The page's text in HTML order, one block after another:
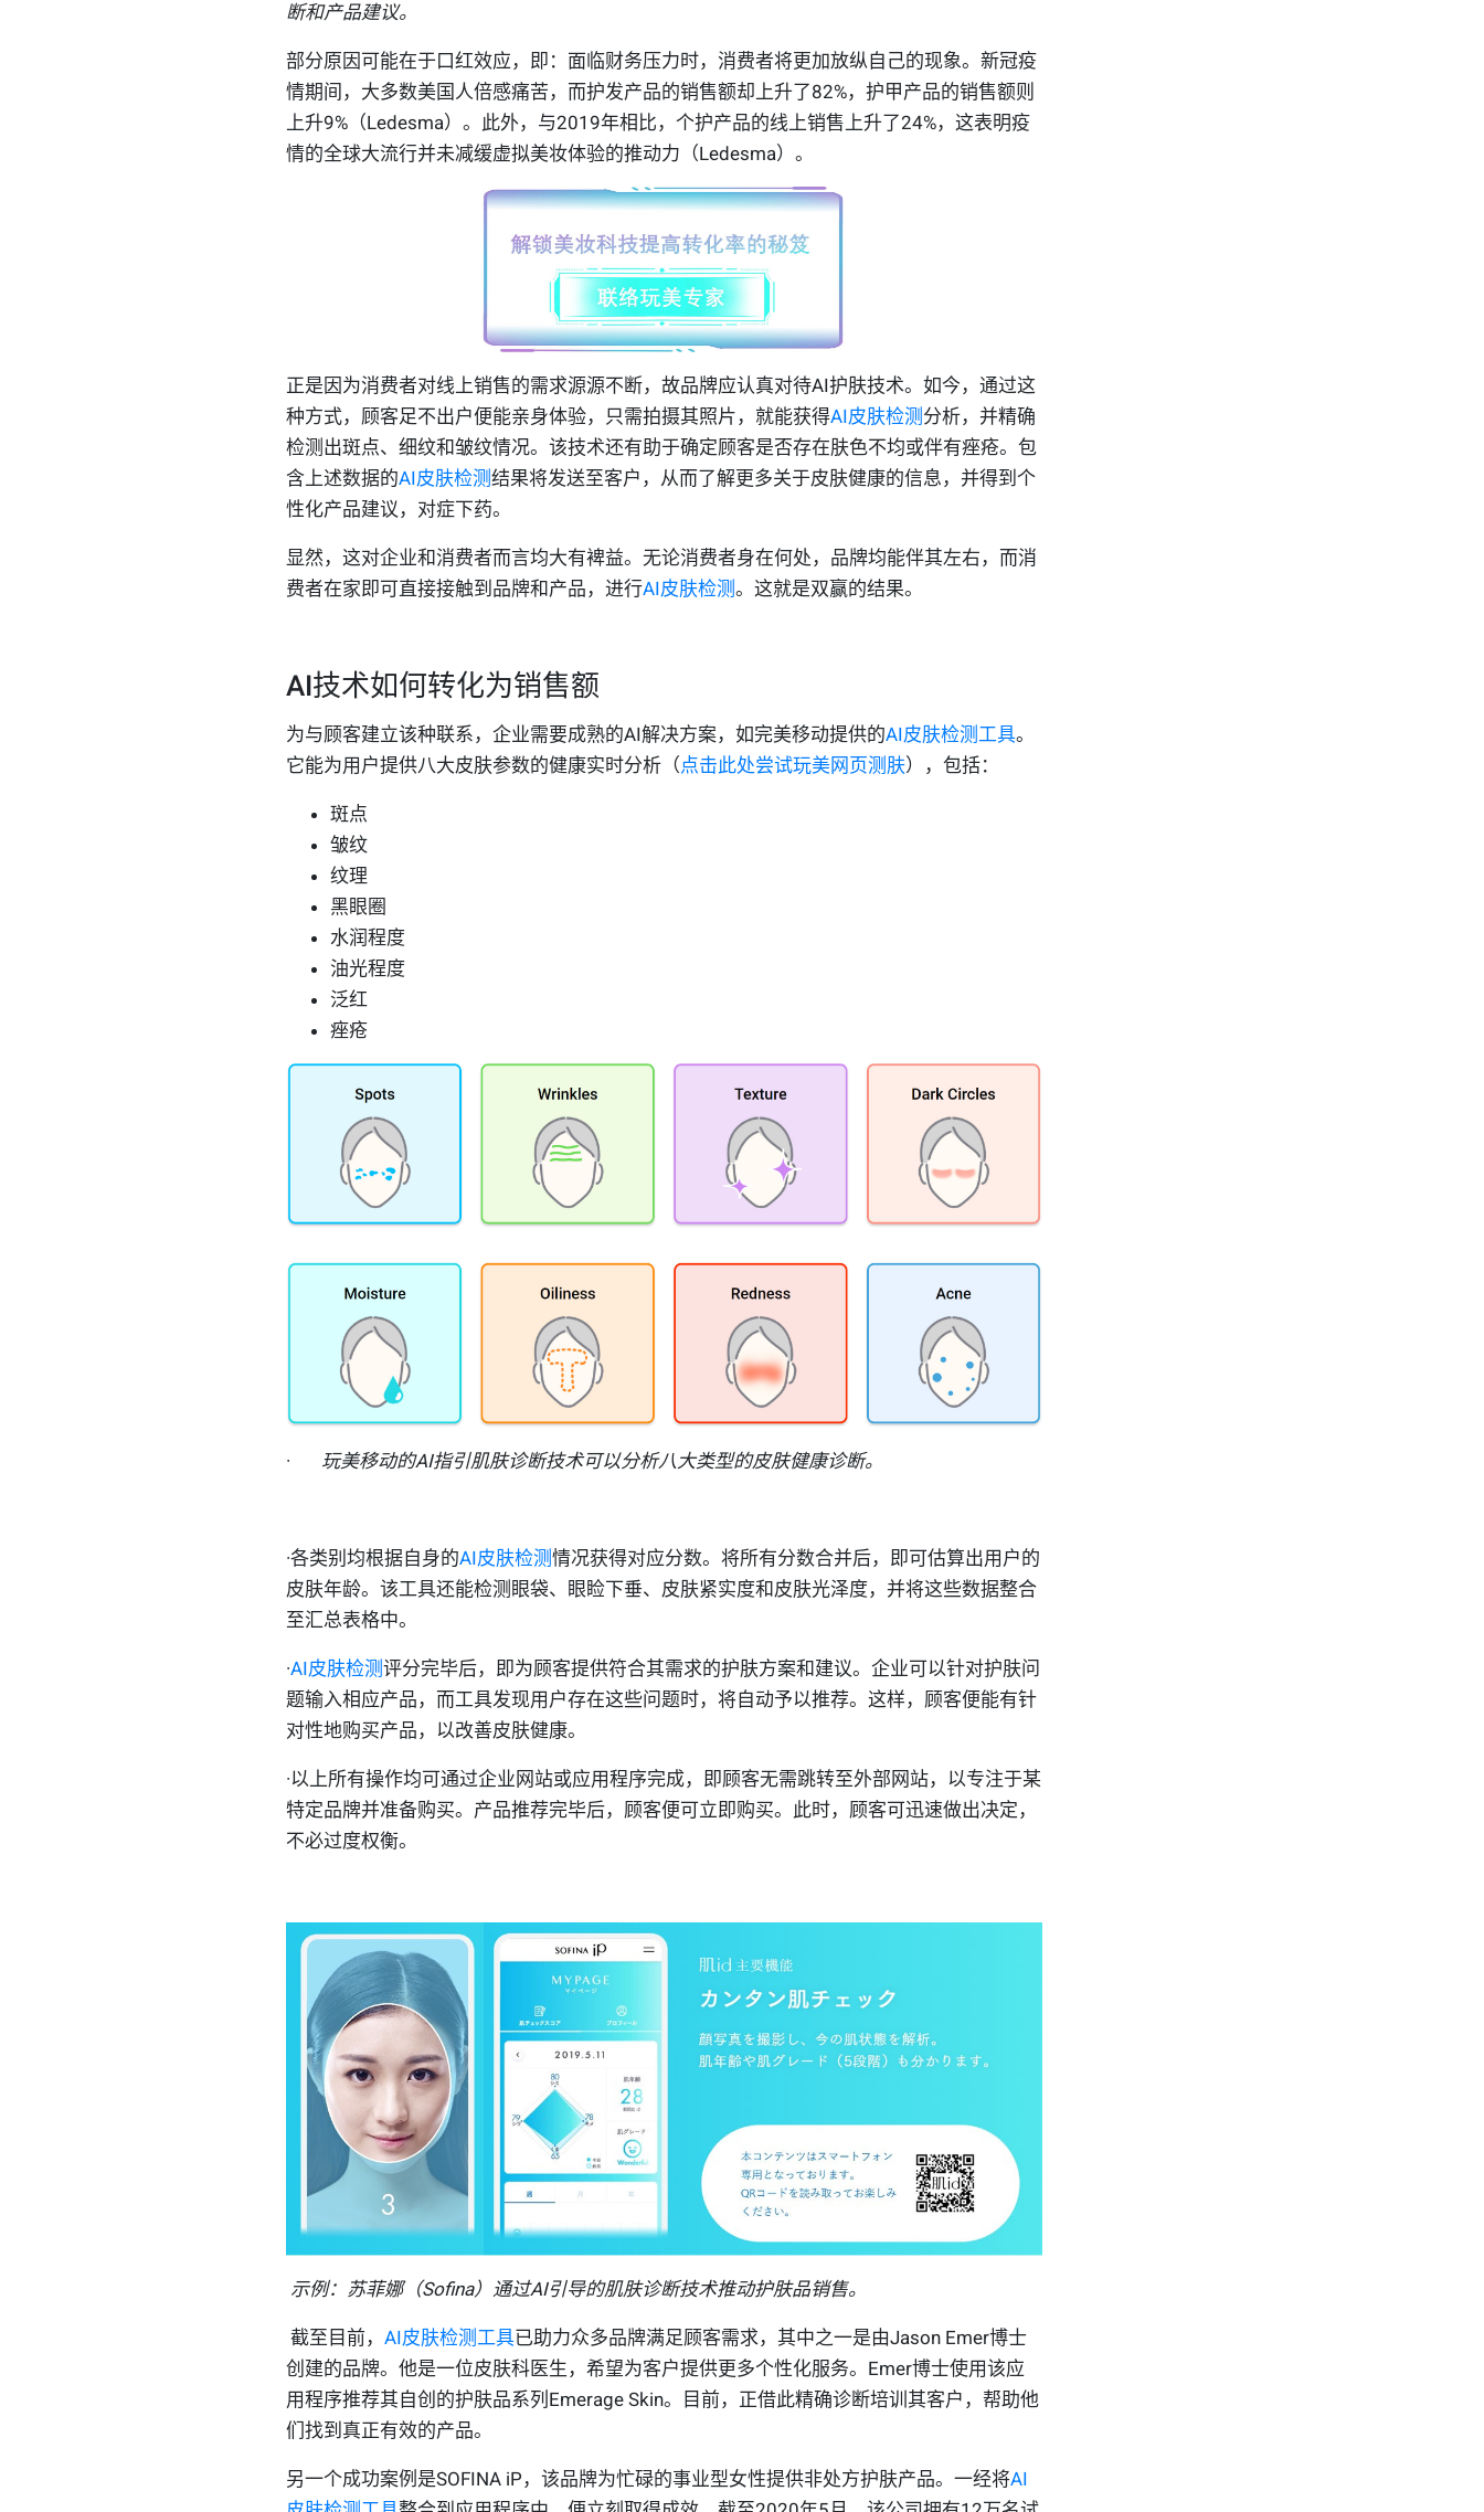
断和产品建议。
部分原因可能在于口红效应，即：面临财务压力时，消费者将更加放纵自己的现象。新冠疫
情期间，大多数美国人倍感痛苦，而护发产品的销售额却上升了82%，护甲产品的销售额则
上升9%（Ledesma）。 此外， 与2019年相比， 个护产品的线上销售上升了24%，这表明疫
情的全球大流行并未减缓虚拟美妆体验的推动力（Ledesma）。
正是因为消费者对线上销售的需求源源不断，故品牌应认真对待AI护肤技术。如今，通过这
种方式，顾客足不出户便能亲身体验，只需拍摄其照片，就能获得AI皮肤检测 分析，并精确
检测出斑点、细纹和皱纹情况。该技术还有助于确定顾客是否存在肤色不均或伴有痤疮。包
含上述数据的AI皮肤检测结果将发送至客户，从而了解更多关于皮肤健康的信息，并得到个
性化产品建议，对症下药。
显然，这对企业和消费者而言均大有裨益。无论消费者身在何处，品牌均能伴其左右，而消
费者在家即可直接接触到品牌和产品，进行AI皮肤检测。这就是双赢的结果。
AI技术如何转化为销售额
为与顾客建立该种联系 ， 企业需要成熟的AI解决方案，如完美移动提供的AI皮肤检测工具。
它能为用户提供八大皮肤参数的健康实时分析（点击此处尝试玩美网页测肤），包括：
斑点
皱纹
纹理
黑眼圈
水润程度
油光程度
泛红
痤疮
· 玩美移动的AI指引肌肤诊断技术可以分析八大类型的皮肤健康诊断。
·各类别均根据自身的AI皮肤检测情况获得对应分数。将所有分数合并后，即可估算出用户的
皮肤年龄。该工具还能检测眼袋、眼睑下垂、皮肤紧实度和皮肤光泽度，并将这些数据整合
至汇总表格中。
·AI皮肤检测评分完毕后，即为顾客提供符合其需求的护肤方案和建议。企业可以针对护肤问
题输入相应产品，而工具发现用户存在这些问题时，将自动予以推荐。这样，顾客便能有针
对性地购买产品，以改善皮肤健康。
·以上所有操作均可通过企业网站或应用程序完成，即顾客无需跳转至外部网站，以专注于某
特定品牌并准备购买。产品推荐完毕后，顾客便可立即购买。此时，顾客可迅速做出决定，
不必过度权衡。
示例：苏菲娜（Sofina）通过AI引导的肌肤诊断技术推动护肤品销售。
截至目前 ， AI皮肤检测工具已助力众多品牌满足顾客需求， 其中之一是由Jason Emer博士
创建的品牌。他是一位皮肤科医生，希望为客户提供更多个性化服务。 Emer博士使用该应
用程序推荐其自创的护肤品系列 Emerage Skin。 目前 ， 正借此精确诊断培训其客户 ， 帮助他
们找到真正有效的产品。
另一个成功案例是SOFINA iP，该品牌为忙碌的事业型女性提供非处方护肤产品。一经将AI